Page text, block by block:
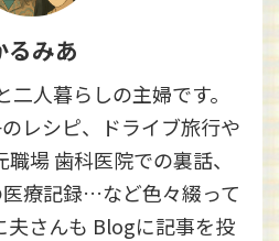
るみあ
人暮らしの主婦です。
レシピ、ドライブ旅行や
場 歯科医院での裏話、
療記録…など色々綴って
夫さんも Blogに記事を投